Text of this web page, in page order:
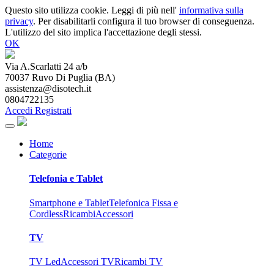
Questo sito utilizza cookie. Leggi di più nell' informativa sulla
privacy. Per disabilitarli configura il tuo browser di conseguenza.
L'utilizzo del sito implica l'accettazione degli stessi.
OK
Via A.Scarlatti 24 a/b
70037 Ruvo Di Puglia (BA)
assistenza@disotech.it
0804722135
Accedi Registrati
Home
Categorie
Telefonia e Tablet
Smartphone e TabletTelefonica Fissa e
CordlessRicambiAccessori
TV
TV LedAccessori TVRicambi TV